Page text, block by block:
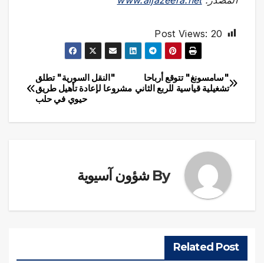
Post Views: 20
تصفّح
"النقل السورية" تطلق
مشروعا لإعادة تأهيل طريق
حيوي في حلب
"سامسونغ" تتوقع أرباحا
تشغيلية قياسية للربع الثاني
By شؤون آسيوية
Related Post